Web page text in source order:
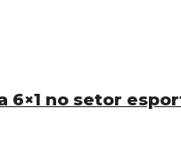
6×1 no setor